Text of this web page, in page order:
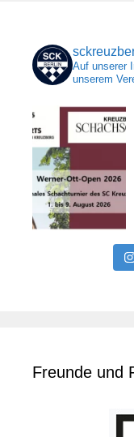
Auf unserer
unserem
Freunde und